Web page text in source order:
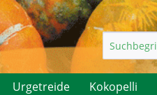
Urgetreide Kokopelli